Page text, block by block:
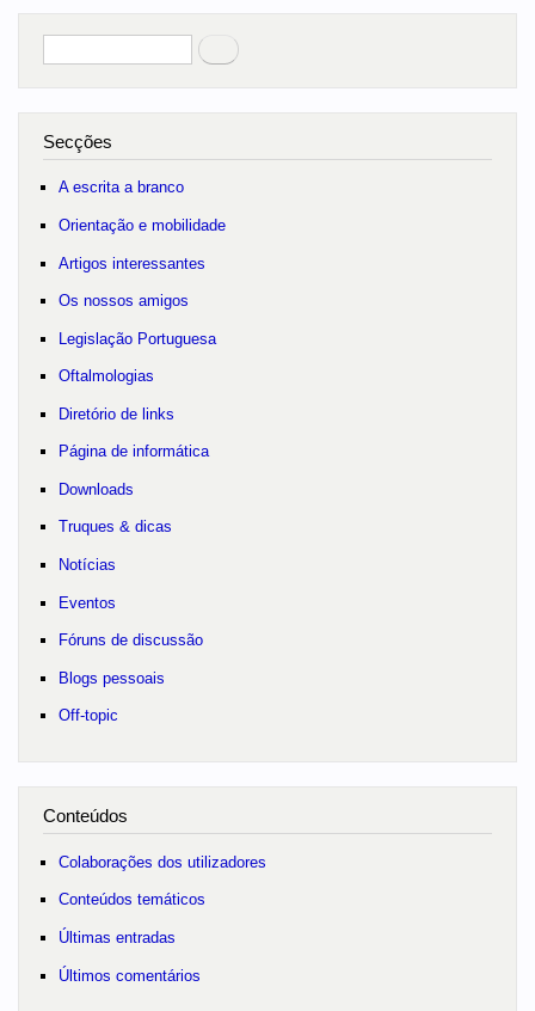
Pesquisar
no portal
Secções
A escrita a branco
Orientação e mobilidade
Artigos interessantes
Os nossos amigos
Legislação Portuguesa
Oftalmologias
Diretório de links
Página de informática
Downloads
Truques & dicas
Notícias
Eventos
Fóruns de discussão
Blogs pessoais
Off-topic
Conteúdos
Colaborações dos utilizadores
Conteúdos temáticos
Últimas entradas
Últimos comentários